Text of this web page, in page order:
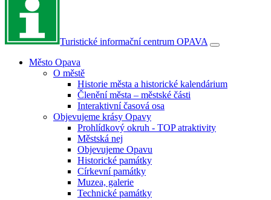
Turistické informační centrum OPAVA
Město Opava
O městě
Historie města a historické kalendárium
Členění města – městské části
Interaktivní časová osa
Objevujeme krásy Opavy
Prohlídkový okruh - TOP atraktivity
Městská nej
Objevujeme Opavu
Historické památky
Církevní památky
Muzea, galerie
Technické památky